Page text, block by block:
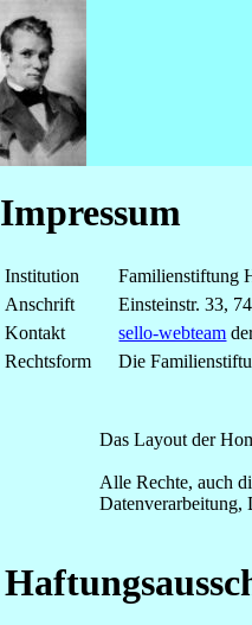
Impressum
Institution
Familienstiftung
Anschrift
Einsteinstr. 33,
Kontakt
sello-webteam
Rechtsform
Die
Das Layout der
Alle Rechte, auch
Datenverarbeitung,